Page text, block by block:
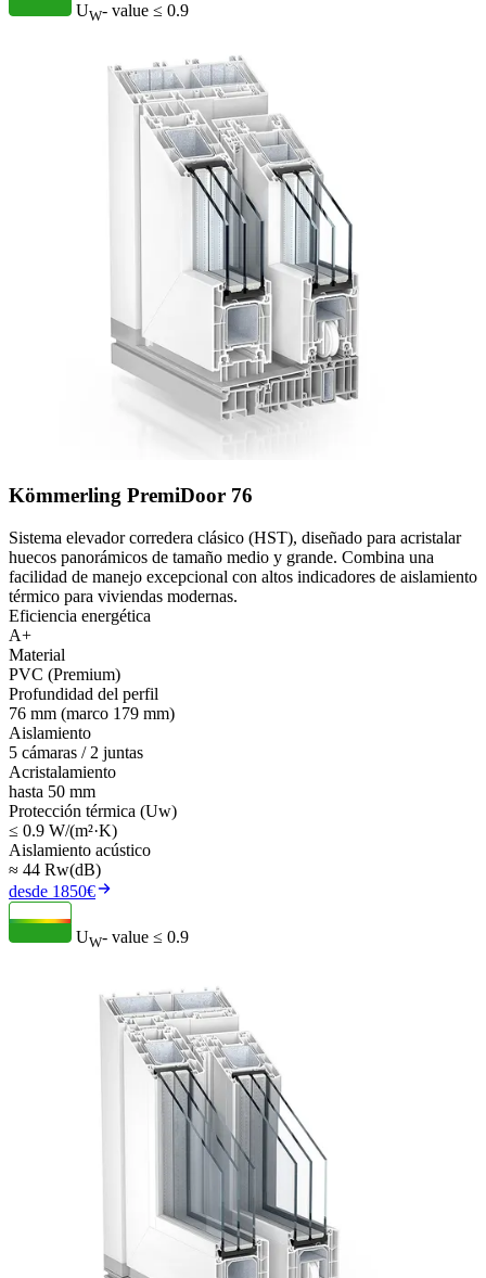
UW- value ≤ 0.9
Kömmerling PremiDoor 76
Sistema elevador corredera clásico (HST), diseñado para acristalar
huecos panorámicos de tamaño medio y grande. Combina una
facilidad de manejo excepcional con altos indicadores de aislamiento
térmico para viviendas modernas.
Eficiencia energética
A+
Material
PVC (Premium)
Profundidad del perfil
76 mm (marco 179 mm)
Aislamiento
5 cámaras / 2 juntas
Acristalamiento
hasta 50 mm
Protección térmica (Uw)
≤ 0.9 W/(m²·K)
Aislamiento acústico
≈ 44 Rw(dB)
desde 1850€
UW- value ≤ 0.9